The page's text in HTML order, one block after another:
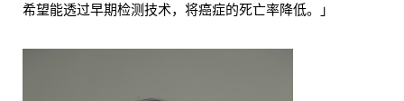
希望能透过早期检测技术，将癌症的死亡率降低。」